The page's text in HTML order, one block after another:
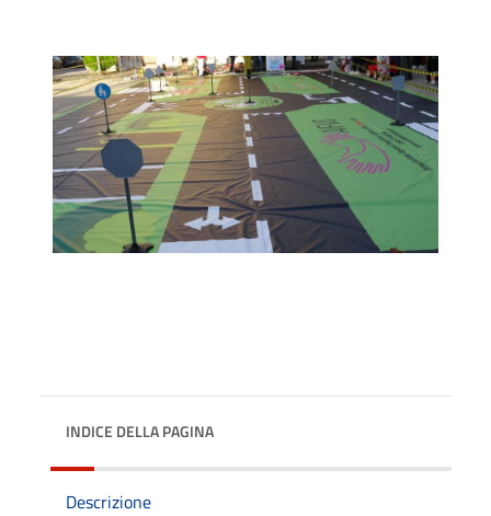
INDICE DELLA PAGINA
Descrizione